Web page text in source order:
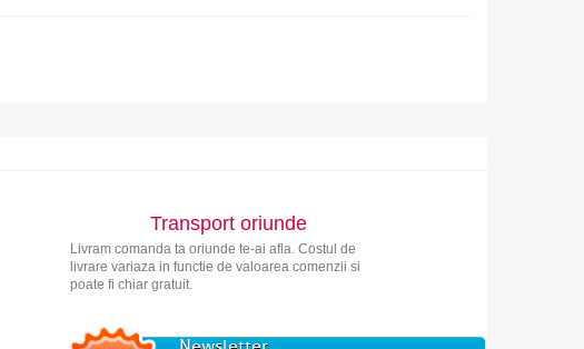
Transport oriunde
Livram comanda ta oriunde te-ai afla. Costul de
livrare variaza in functie de valoarea comenzii si
poate fi chiar gratuit.